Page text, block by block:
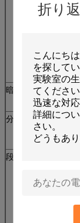
折り
暗視野
ド、
分極 偏
検
段階の対照
段
に
段
に